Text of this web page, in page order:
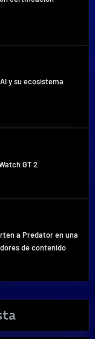
y su ecosistema
GT 2
a Predator en una
de contenido